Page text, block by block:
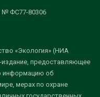
№ ФС77-80306
«Экология» (НИА
издание, предоставляющее
информацию об
мерах по охране